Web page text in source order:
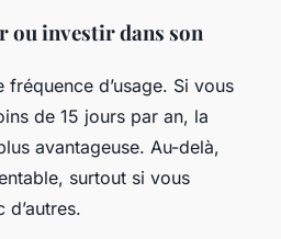
ou investir dans son
d’usage. Si vous
de 15 jours par an, la
avantageuse. Au-delà,
surtout si vous
d’autres.